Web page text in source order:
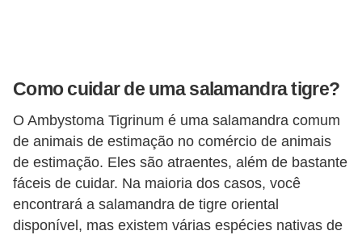
Como cuidar de uma salamandra tigre?
O Ambystoma Tigrinum é uma salamandra comum
de animais de estimação no comércio de animais
de estimação. Eles são atraentes, além de bastante
fáceis de cuidar. Na maioria dos casos, você
encontrará a salamandra de tigre oriental
disponível, mas existem várias espécies nativas de
e
i
x
e
s
o